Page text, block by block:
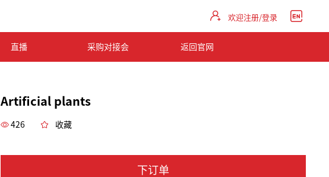
欢迎注册/登录
直播 采购对接会 返回官网
Artificial plants
426 收藏
下订单